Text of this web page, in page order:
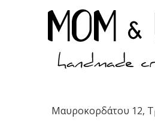
Μαυροκορδάτου 12,